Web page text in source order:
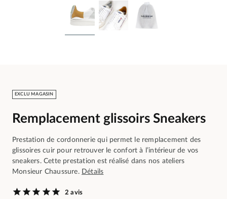
EXCLU MAGASIN
Remplacement glissoirs Sneakers
Prestation de cordonnerie qui permet le remplacement des
glissoires cuir pour retrouver le confort à l’intérieur de vos
sneakers. Cette prestation est réalisé dans nos ateliers
Monsieur Chaussure. Détails
2 avis